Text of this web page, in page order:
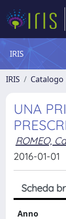
IRIS
IRIS Catalogo
UNA
ROMEO,
2016-01-01
Scheda
Anno